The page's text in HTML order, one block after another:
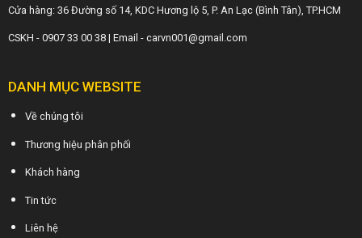
Cửa hàng: 36 Đường số 14, KDC Hương lộ 5, P. An Lạc (Bình Tân), TP.HCM
CSKH - 0907 33 00 38 | Email - carvn001@gmail.com
DANH MỤC WEBSITE
Về chúng tôi
Thương hiệu phân phối
Khách hàng
Tin tức
Liên hệ